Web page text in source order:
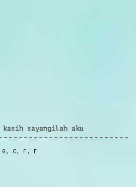
kasih sayangilah aku
G , C , F , E